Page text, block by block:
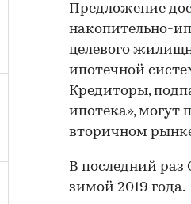
Предложение
накопительно-
целевого
ипотечной
Кредиторы,
ипотека», могут
вторичном
В последний раз
зимой 2019 года.